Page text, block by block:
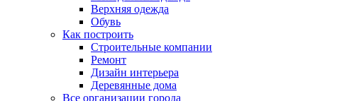
Верхняя одежда
Обувь
Как построить
Строительные компании
Ремонт
Дизайн интерьера
Деревянные дома
Все организации города